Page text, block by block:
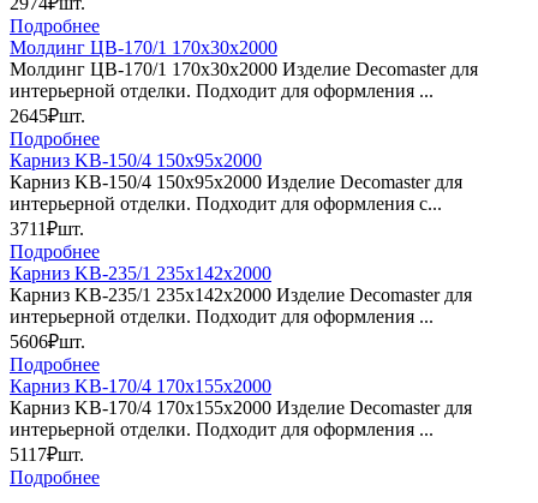
Подробнее
Молдинг ЦB-170/1 170х30х2000
Молдинг ЦB-170/1 170х30х2000 Изделие Decomaster для
интерьерной отделки. Подходит для оформления ...
2645₽шт.
Подробнее
Карниз KB-150/4 150х95х2000
Карниз KB-150/4 150х95х2000 Изделие Decomaster для
интерьерной отделки. Подходит для оформления с...
3711₽шт.
Подробнее
Карниз KB-235/1 235х142х2000
Карниз KB-235/1 235х142х2000 Изделие Decomaster для
интерьерной отделки. Подходит для оформления ...
5606₽шт.
Подробнее
Карниз KB-170/4 170х155х2000
Карниз KB-170/4 170х155х2000 Изделие Decomaster для
интерьерной отделки. Подходит для оформления ...
5117₽шт.
Подробнее